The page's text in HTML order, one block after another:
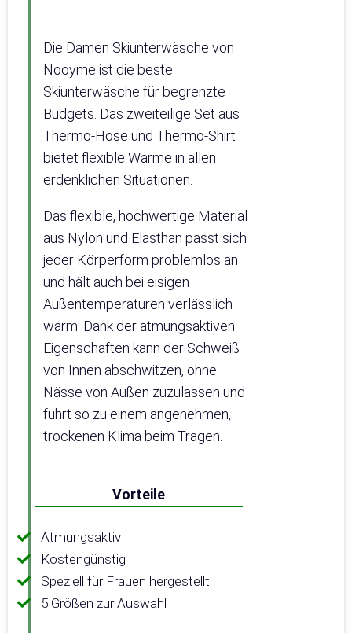
Die Damen Skiunterwäsche von
Nooyme ist die beste
Skiunterwäsche für begrenzte
Budgets. Das zweiteilige Set aus
Thermo-Hose und Thermo-Shirt
bietet flexible Wärme in allen
erdenklichen Situationen.
Das flexible, hochwertige Material
aus Nylon und Elasthan passt sich
jeder Körperform problemlos an
und hält auch bei eisigen
Außentemperaturen verlässlich
warm. Dank der atmungsaktiven
Eigenschaften kann der Schweiß
von Innen abschwitzen, ohne
Nässe von Außen zuzulassen und
führt so zu einem angenehmen,
trockenen Klima beim Tragen.
Vorteile
Atmungsaktiv
Kostengünstig
Speziell für Frauen hergestellt
5 Größen zur Auswahl